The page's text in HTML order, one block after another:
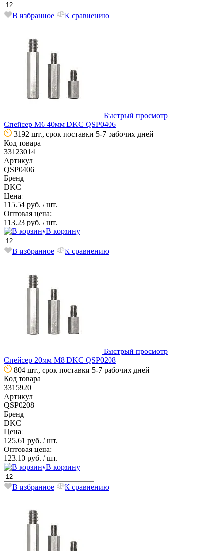
В избранное К сравнению
Быстрый просмотр
Спейсер М6 40мм DKC QSP0406
3192 шт., срок поставки 5-7 рабочих дней
Код товара
33123014
Артикул
QSP0406
Бренд
DKC
Цена:
115.54 руб. / шт.
Оптовая цена:
113.23 руб. / шт.
В корзину
В избранное К сравнению
Быстрый просмотр
Спейсер 20мм М8 DKC QSP0208
804 шт., срок поставки 5-7 рабочих дней
Код товара
3315920
Артикул
QSP0208
Бренд
DKC
Цена:
125.61 руб. / шт.
Оптовая цена:
123.10 руб. / шт.
В корзину
В избранное К сравнению